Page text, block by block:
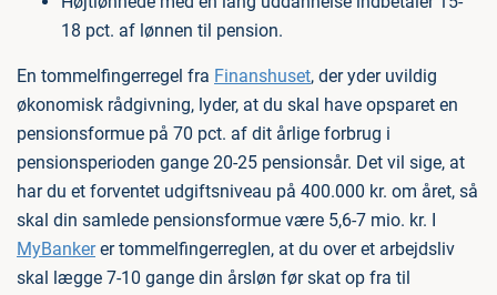
18 pct. af lønnen til pension.
En tommelfingerregel fra Finanshuset, der yder uvildig
økonomisk rådgivning, lyder, at du skal have opsparet en
pensionsformue på 70 pct. af dit årlige forbrug i
pensionsperioden gange 20-25 pensionsår. Det vil sige, at
har du et forventet udgiftsniveau på 400.000 kr. om året, så
skal din samlede pensionsformue være 5,6-7 mio. kr. I
MyBankerer tommelfingerreglen, at du over et arbejdsliv
skal lægge 7-10 gange din årsløn før skat op fra til